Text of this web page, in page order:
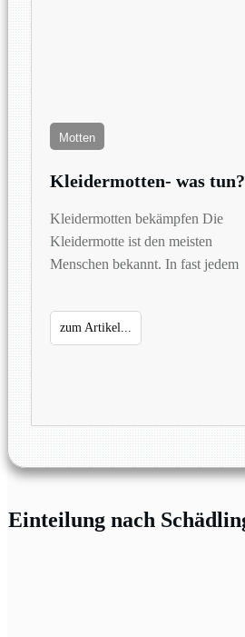
Motten
Kleidermotten- was tun?
Kleidermotten bekämpfen Die
Kleidermotte ist den meisten
Menschen bekannt. In fast jedem
zum Artikel...
Einteilung nach